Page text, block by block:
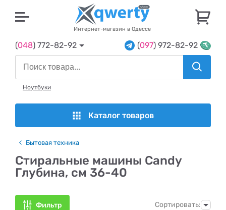
Интернет-магазин в Одессе
(048) 772-82-92 (097) 972-82-92
Ноутбуки
Каталог товаров
Бытовая техника
Стиральные машины Candy
Глубина, см 36-40
Фильтр Сортировать: